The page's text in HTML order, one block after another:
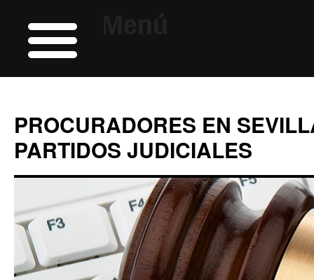
PROCURADORES EN
PARTIDOS JUDICIALES